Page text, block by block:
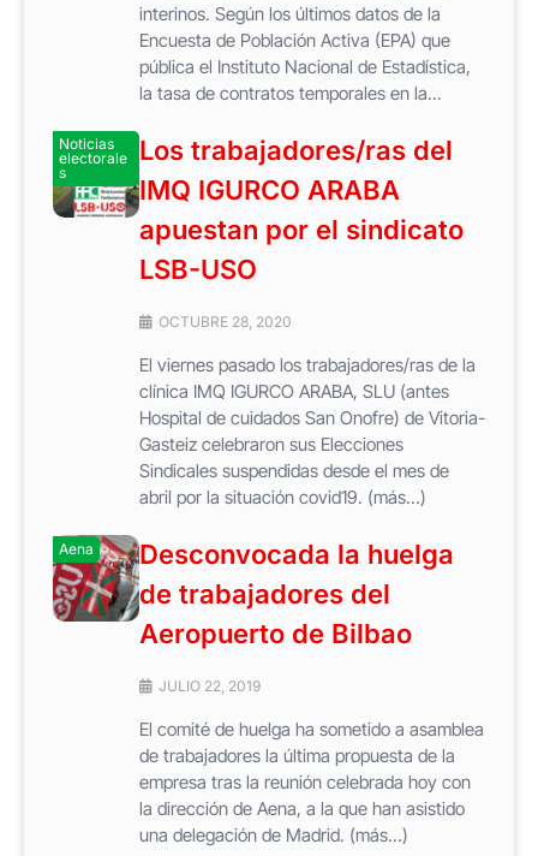
interinos. Según los últimos datos de la
Encuesta de Población Activa (EPA) que
pública el Instituto Nacional de Estadística,
la tasa de contratos temporales en la...
Noticias
electorale
s
Los trabajadores/ras del
IMQ IGURCO ARABA
apuestan por el sindicato
LSB-USO
OCTUBRE 28, 2020
El viernes pasado los trabajadores/ras de la
clínica IMQ IGURCO ARABA, SLU (antes
Hospital de cuidados San Onofre) de Vitoria-
Gasteiz celebraron sus Elecciones
Sindicales suspendidas desde el mes de
abril por la situación covid19. (más…)
Aena
Desconvocada la huelga
de trabajadores del
Aeropuerto de Bilbao
JULIO 22, 2019
El comité de huelga ha sometido a asamblea
de trabajadores la última propuesta de la
empresa tras la reunión celebrada hoy con
la dirección de Aena, a la que han asistido
una delegación de Madrid. (más…)